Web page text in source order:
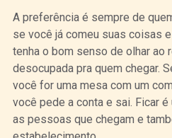
A preferência é sempre de
se você já comeu suas coisas
tenha o bom senso de olhar ao
desocupada pra quem chegar.
você for uma mesa com um
você pede a conta e sai. Ficar
as pessoas que chegam e